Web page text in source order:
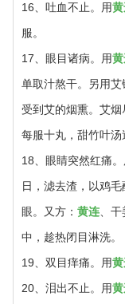
16、吐血不止。用
服。
17、眼目诸病。用
单取汁熬干。另用艾
受到艾的烟熏。艾烟
每服十丸，甜竹叶汤
18、眼睛突然红痛
日，滤去渣，以鸡
眼。又方： 黄连 、
中，趁热闭目淋洗。
19、双目痒痛。用
20、泪出不止。用